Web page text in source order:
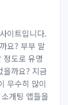
이트입니다.
요? 부부 말
정도로 유명
을까요? 지금
무수히 많이
개팅 앱들을